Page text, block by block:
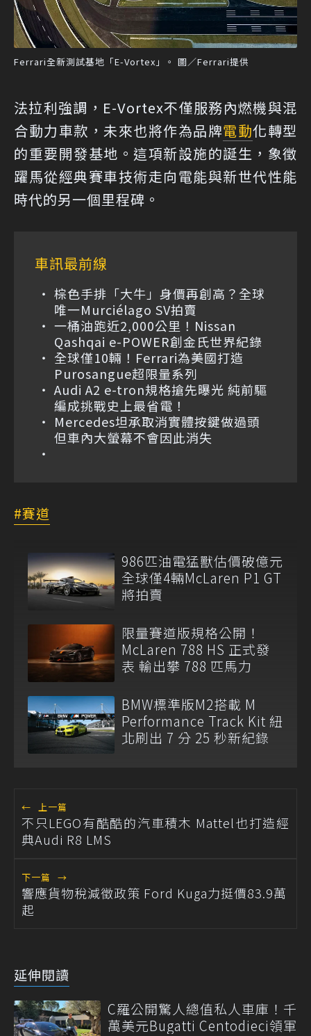
Ferrari全新測試基地「E-Vortex」。 圖／Ferrari提供
法拉利強調，E-Vortex不僅服務內燃機與混
合動力車款，未來也將作為品牌電動化轉型
的重要開發基地。這項新設施的誕生，象徵
躍馬從經典賽車技術走向電能與新世代性能
時代的另一個里程碑。
車訊最前線
棕色手排「大牛」身價再創高？全球
唯一Murciélago SV拍賣
一桶油跑近2,000公里！Nissan
Qashqai e-POWER創金氏世界紀錄
全球僅10輛！Ferrari為美國打造
Purosangue超限量系列
Audi A2 e-tron規格搶先曝光 純前驅
編成挑戰史上最省電！
Mercedes坦承取消實體按鍵做過頭
但車內大螢幕不會因此消失
賽道
986匹油電猛獸估價破億元
全球僅4輛McLaren P1 GT
將拍賣
限量賽道版規格公開！
McLaren 788 HS 正式發
表 輸出攀 788 匹馬力
BMW標準版M2搭載 M
Performance Track Kit 紐
北刷出 7 分 25 秒新紀錄
← 上一篇
不只LEGO有酷酷的汽車積木 Mattel也打造經
典Audi R8 LMS
下一篇 →
響應貨物稅減徵政策 Ford Kuga力挺價83.9萬
起
延伸閱讀
C羅公開驚人總值私人車庫！千
萬美元Bugatti Centodieci領軍